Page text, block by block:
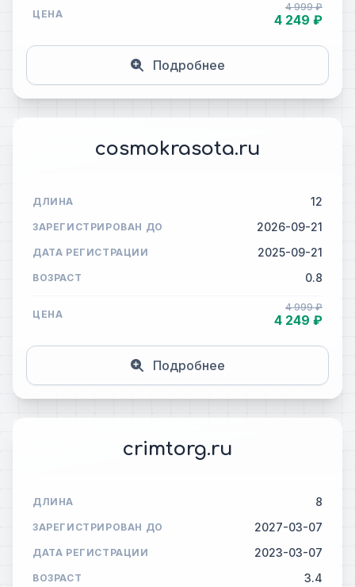
ЦЕНА
4 999 ₽
4 249 ₽
Подробнее
cosmokrasota.ru
ДЛИНА 12
ЗАРЕГИСТРИРОВАН ДО 2026-09-21
ДАТА РЕГИСТРАЦИИ 2025-09-21
ВОЗРАСТ 0.8
ЦЕНА
4 999 ₽
4 249 ₽
Подробнее
crimtorg.ru
ДЛИНА 8
ЗАРЕГИСТРИРОВАН ДО 2027-03-07
ДАТА РЕГИСТРАЦИИ 2023-03-07
ВОЗРАСТ 3.4